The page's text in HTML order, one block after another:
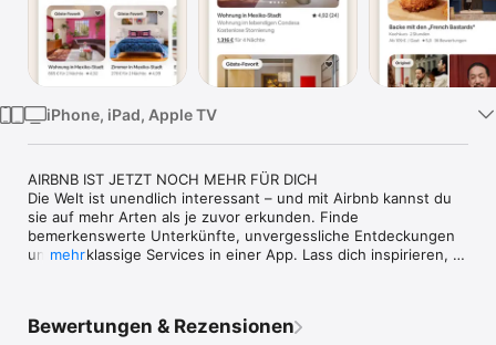
iPhone, iPad, Apple TV
AIRBNB IST JETZT NOCH MEHR FÜR DICH
Die Welt ist unendlich interessant – und mit Airbnb kannst du
sie auf mehr Arten als je zuvor erkunden. Finde
bemerkenswerte Unterkünfte, unvergessliche Entdeckungen
und erstklassige Services in einer App. Lass dich inspirieren,
Erkunde mehr als 8 Millionen Ferienunterkünfte in mehr als
mehr
Bewertungen & Rezensionen